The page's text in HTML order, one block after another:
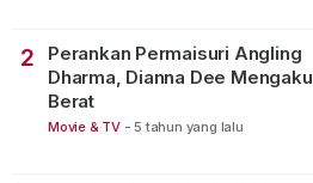
2
Perankan Permaisuri Angling
Dharma, Dianna Dee Mengaku
Berat
Movie & TV - 5 tahun yang lalu